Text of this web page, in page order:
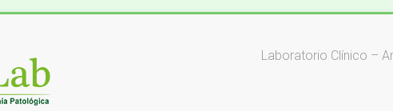
Laboratorio Clínico –